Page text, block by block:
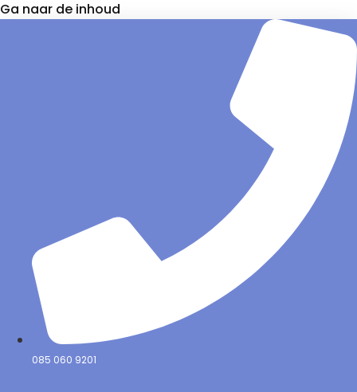
Ga naar de inhoud
085 060 9201